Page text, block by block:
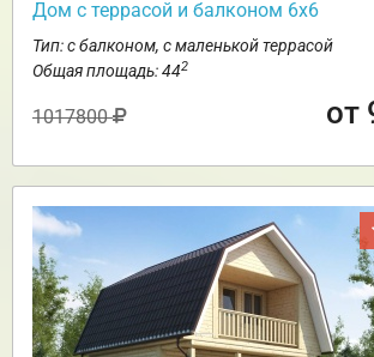
Дом с террасой и балконом 6х6
Тип: с балконом, с маленькой террасой
Общая площадь: 442
1017800 от